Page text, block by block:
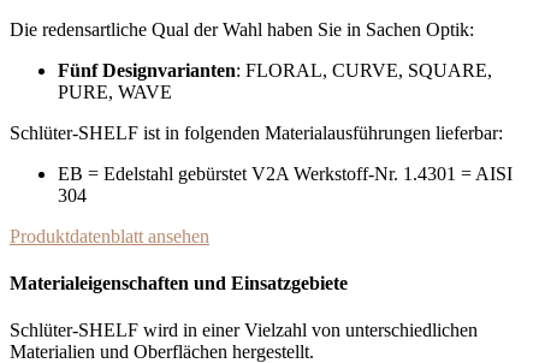
Die redensartliche Qual der Wahl haben Sie in Sachen Optik:
Fünf Designvarianten: FLORAL, CURVE, SQUARE,
PURE, WAVE
Schlüter-SHELF ist in folgenden Materialausführungen lieferbar:
EB = Edelstahl gebürstet V2A Werkstoff-Nr. 1.4301 = AISI
304
Produktdatenblatt ansehen
Materialeigenschaften und Einsatzgebiete
Schlüter-SHELF wird in einer Vielzahl von unterschiedlichen
Materialien und Oberflächen hergestellt.